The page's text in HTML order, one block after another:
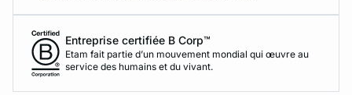
Entreprise certifiée B Corp™
Etam fait partie d’un mouvement mondial qui œuvre au
service des humains et du vivant.